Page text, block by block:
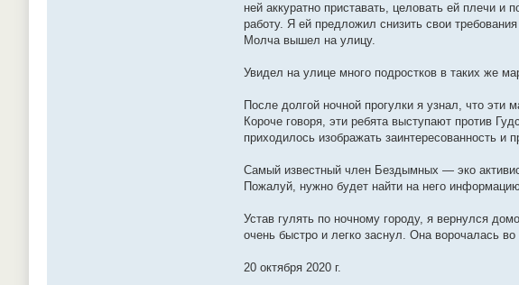
ней аккуратно приставать, целовать ей плечи
работу. Я ей предложил снизить свои
Молча вышел на улицу.
Увидел на улице много подростков в таких же
После долгой ночной прогулки я узнал, что эти
Короче говоря, эти ребята выступают против
приходилось изображать заинтересованность и
Самый известный член Бездымных — эко
Пожалуй, нужно будет найти на него
Устав гулять по ночному городу, я вернулся
очень быстро и легко заснул. Она ворочалась во
20 октября 2020 г.